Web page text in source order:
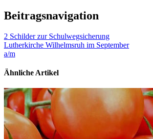
Beitragsnavigation
2 Schilder zur Schulwegsicherung
Lutherkirche Wilhelmsruh im September
a/m
Ähnliche Artikel